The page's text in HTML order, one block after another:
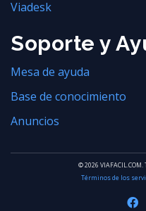
Viadesk
Soporte y
Mesa de ayuda
Base de conocimiento
Anuncios
© 2026
Términos de los